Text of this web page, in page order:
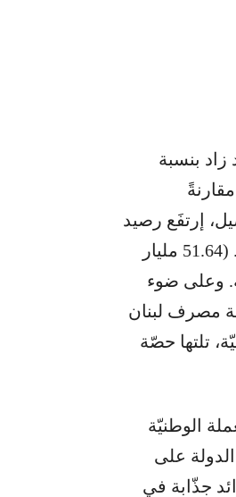
زاد بنسبة
(85.13 مليار د.أ.)، مقارنةً
في نهاية العام 2017. في التفاصيل، إرتفَع رصيد
الدين بالليرة اللبنانيّة بنسبة 5.1% في العام 2018 إلى 77،852 مليار ل.ل. (51.64 مليار
سبقه. وعلى ضوء
العام 2016، فقد نَمَت حصّة مصرف لبنان
تلتها حصّة
بالعملة الوطنيّة
على
جذّابة في